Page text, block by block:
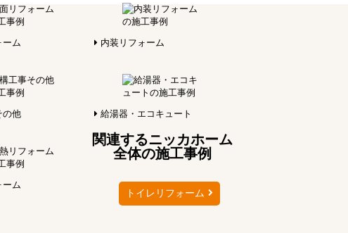
ーム 内装リフォーム
の他 給湯器・エコキュート
ーム
関連するニッカホーム
全体の施工事例
トイレリフォーム